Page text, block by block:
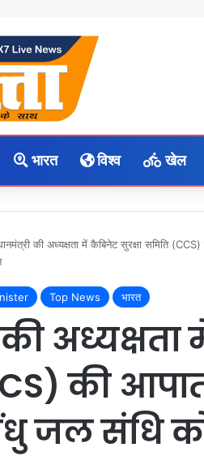
भारत विश्व खेल
की अध्यक्षता में कैबिनेट सुरक्षा समिति
Top News भारत
की
की
जल संधि को